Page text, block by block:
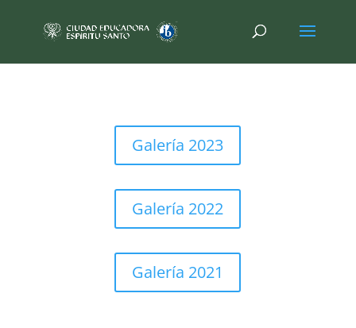
Galería 2023
Galería 2022
Galería 2021